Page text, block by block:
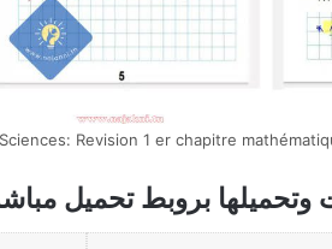
Revision 1 er chapitre
وتحميلها بروبط تحميل